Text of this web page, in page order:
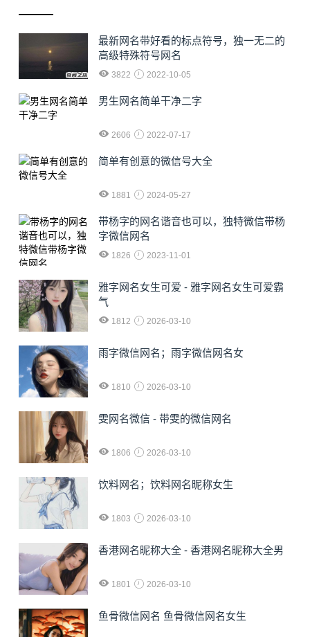
最新网名带好看的标点符号，独一无二的
高级特殊符号网名
3822 2022-10-05
男生网名简单干净二字
2606 2022-07-17
简单有创意的微信号大全
1881 2024-05-27
​带杨字的网名谐音也可以，独特微信带杨
字微信网名
1826 2023-11-01
雅字网名女生可爱 - 雅字网名女生可爱霸
气
1812 2026-03-10
雨字微信网名；雨字微信网名女
1810 2026-03-10
雯网名微信 - 带雯的微信网名
1806 2026-03-10
饮料网名；饮料网名昵称女生
1803 2026-03-10
香港网名昵称大全 - 香港网名昵称大全男
1801 2026-03-10
鱼骨微信网名 鱼骨微信网名女生